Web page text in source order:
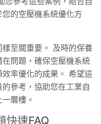
的空壓機系統優化方
至關重要。 及時的保養
問題，確保空壓機系統
率優化的成果。 希望這
參考，協助您在工業自
層樓。
快速FAQ